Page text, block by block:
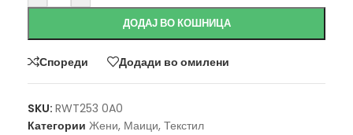
ДОДАЈ ВО КОШНИЦА
Спореди Додади во омилени
SKU: RWT253 0A0
Категории Жени, Маици, Текстил